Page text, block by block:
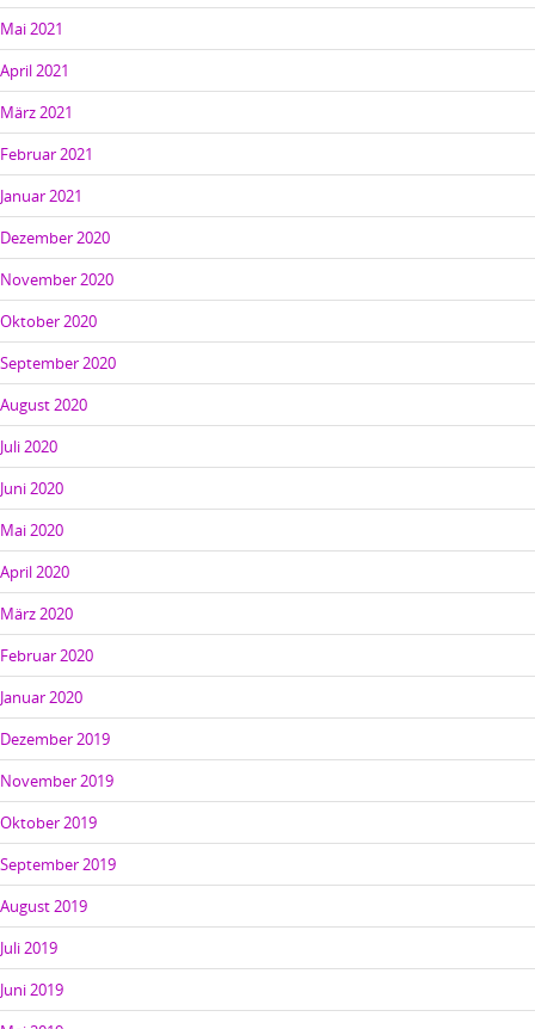
Mai 2021
April 2021
März 2021
Februar 2021
Januar 2021
Dezember 2020
November 2020
Oktober 2020
September 2020
August 2020
Juli 2020
Juni 2020
Mai 2020
April 2020
März 2020
Februar 2020
Januar 2020
Dezember 2019
November 2019
Oktober 2019
September 2019
August 2019
Juli 2019
Juni 2019